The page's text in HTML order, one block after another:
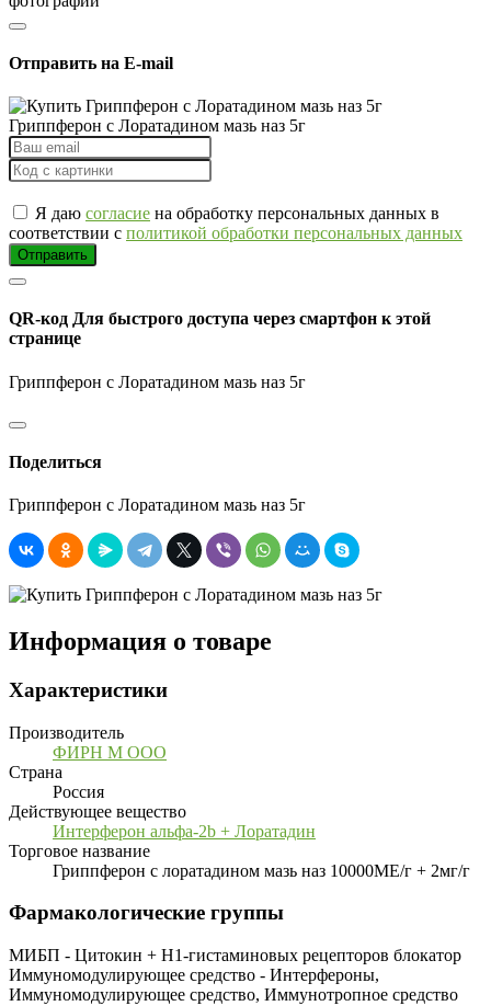
Отправить на E-mail
Гриппферон с Лоратадином мазь наз 5г
Я даю согласие на обработку персональных данных в
соответствии с политикой обработки персональных данных
Отправить
QR-код Для быстрого доступа через смартфон к этой
странице
Гриппферон с Лоратадином мазь наз 5г
Поделиться
Гриппферон с Лоратадином мазь наз 5г
Информация о товаре
Характеристики
Производитель
ФИРН М ООО
Страна
Россия
Действующее вещество
Интерферон альфа-2b + Лоратадин
Торговое название
Гриппферон с лоратадином мазь наз 10000МЕ/г + 2мг/г
Фармакологические группы
МИБП - Цитокин + Н1-гистаминовых рецепторов блокатор
Иммуномодулирующее средство - Интерфероны,
Иммуномодулирующее средство, Иммунотропное средство